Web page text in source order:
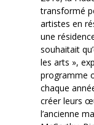
transformé
artistes en
une
souhaitait
les arts »,
programme
chaque
créer leurs
l’ancienne